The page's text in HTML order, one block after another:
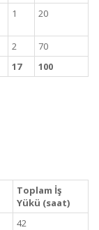
1 20
2
70
17 100
Toplam İş
Yükü (saat)
42